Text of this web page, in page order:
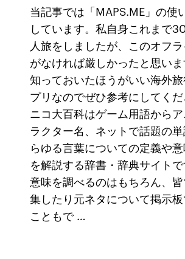
当記事では「MAPS.ME」の使
しています。私自身これまで
人旅をしましたが、このオフ
がなければ厳しかったと思い
知っておいたほうがいい海外
プリなのでぜひ参考にしてく
ニコ大百科はゲーム用語から
ラクター名、ネットで話題の
らゆる言葉についての定義や
を解説する辞書・辞典サイト
意味を調べるのはもちろん、
集したり元ネタについて掲示
こともで …